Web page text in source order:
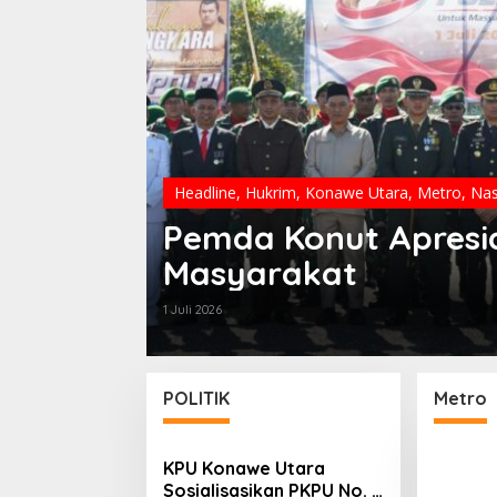
Headline, Hukrim, Konawe Utara, Metro,
Pemda Konut
Masyarakat
1 Juli 2026
POLITIK
KPU Konawe Utara
Sosialisasikan PKPU No. 3
Metro